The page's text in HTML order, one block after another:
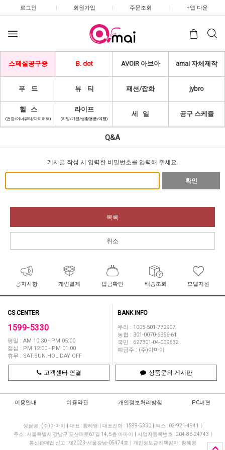
로그인 | 회원가입 | 주문조회 | +앱 다운
스페셜공구중 B. dot AVOIR 아브아 amai 자체제작
푸 드 뷰 티 패션/잡화 jybro
헬 스
(건강/이너뷰티/다이어트)
라이프
(리빙/가전/생활용품/여행)
세 일 공구 스케쥴
Q&A
게시글 작성 시 입력한 비밀번호를 입력해 주세요.
확인
목록
취소
공지사항 개인결제 입금확인 배송조회 모델지원
CS CENTER
1599-5330
평일 : AM 10:30 - PM 05:00
점심 : PM 12:00 - PM 01:00
휴무 : SAT.SUN.HOLIDAY OFF
BANK INFO
우리 : 1005-501-772907
농협 : 301-0070-6356-61
국민 : 627301-04-009632
예금주 : (주)아마이
고객센터 연결 상품문의 게시판
이용안내 이용약관 개인정보처리방침 PC버젼
상점명 : (주)아마이 대표 : 황혜영 대표전화 : 1599-5330 팩스 : 02-921-4941
주소 : 서울특별시 강남구 도산대로67길 14, 5층 아마이
사업자등록번호 : 204-86-24743
통신판매업 신고 : 제2023-서울강남-05474호
개인정보관리책임자 : 황혜영